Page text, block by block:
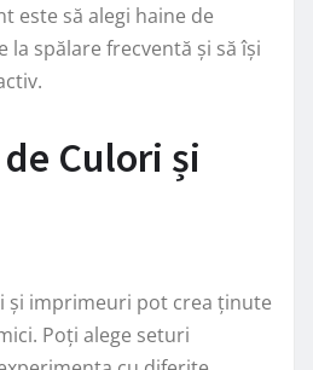
este să alegi haine de
la spălare frecventă și să își
Culori și
și imprimeuri pot crea ținute
Poți alege seturi